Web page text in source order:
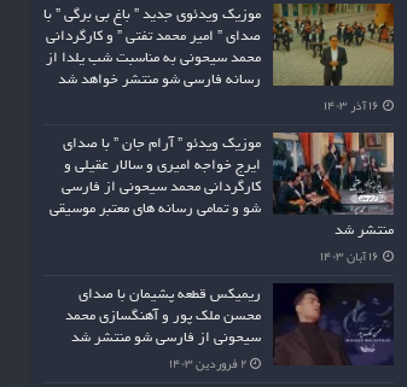
موزیک ویدئوی جدید ” باغ بی برگی ” با
صدای ” امیر محمد تفتی ” و کارگردانی
محمد سیحونی به مناسبت شب یلدا از
رسانه فارسی شو منتشر خواهد شد
۱۶ آذر ۱۴۰۳
موزیک ویدئو ” آرام جان ” با صدای
ایرج خواجه امیری و سالار عقیلی و
کارگردانی محمد سیحونی از فارسی
شو و تمامی رسانه های معتبر موسیقی
منتشر شد
۱۶ آبان ۱۴۰۳
ریمیکس قطعه پشیمان با صدای
محسن ملک پور و آهنگسازی محمد
سیحونی از فارسی شو منتشر شد
۲ فروردین ۱۴۰۳